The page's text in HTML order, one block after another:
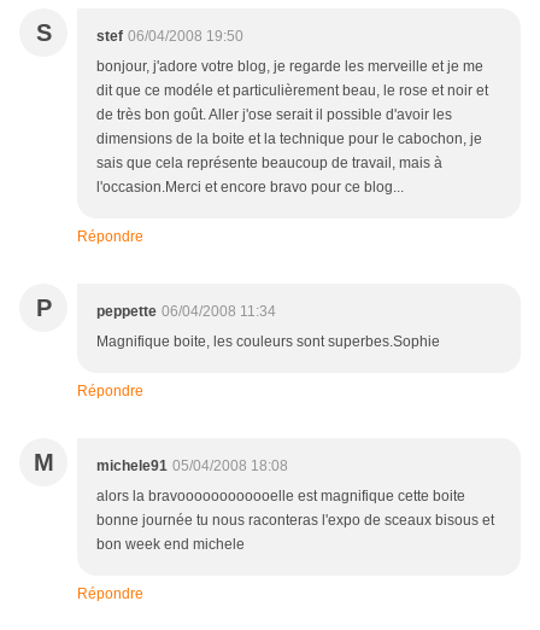
S stef 06/04/2008 19:50
bonjour, j'adore votre blog, je regarde les merveille et je me
dit que ce modéle et particulièrement beau, le rose et noir et
de très bon goût. Aller j'ose serait il possible d'avoir les
dimensions de la boite et la technique pour le cabochon, je
sais que cela représente beaucoup de travail, mais à
l'occasion.Merci et encore bravo pour ce blog...
Répondre
P peppette 06/04/2008 11:34
Magnifique boite, les couleurs sont superbes.Sophie
Répondre
M michele91 05/04/2008 18:08
alors la bravoooooooooooelle est magnifique cette boite
bonne journée tu nous raconteras l'expo de sceaux bisous et
bon week end michele
Répondre